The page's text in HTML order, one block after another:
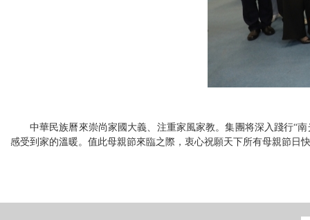
中華民族曆來崇尚家國大義、注重家風家教。集團将深入踐行“
感受到家的溫暖。 值此母親節來臨之際，衷心祝願天下所有母親節日